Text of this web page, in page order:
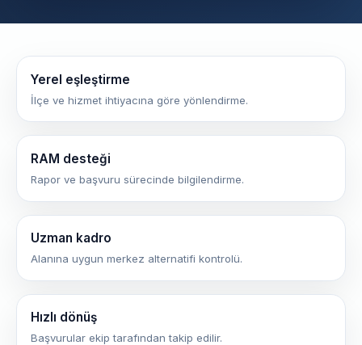
Yerel eşleştirme
İlçe ve hizmet ihtiyacına göre yönlendirme.
RAM desteği
Rapor ve başvuru sürecinde bilgilendirme.
Uzman kadro
Alanına uygun merkez alternatifi kontrolü.
Hızlı dönüş
Başvurular ekip tarafından takip edilir.